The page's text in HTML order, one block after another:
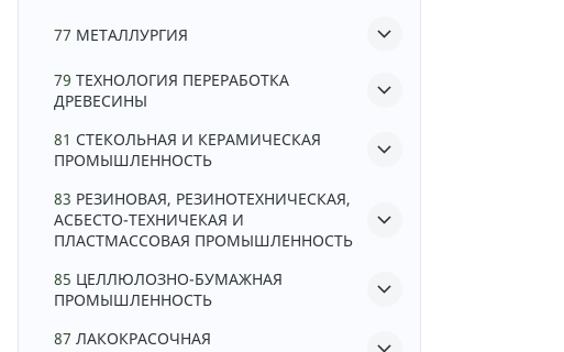
77 МЕТАЛЛУРГИЯ
79 ТЕХНОЛОГИЯ ПЕРЕРАБОТКА
ДРЕВЕСИНЫ
81 СТЕКОЛЬНАЯ И КЕРАМИЧЕСКАЯ
ПРОМЫШЛЕННОСТЬ
83 РЕЗИНОВАЯ, РЕЗИНОТЕХНИЧЕСКАЯ,
АСБЕСТО-ТЕХНИЧЕКАЯ И
ПЛАСТМАССОВАЯ ПРОМЫШЛЕННОСТЬ
85 ЦЕЛЛЮЛОЗНО-БУМАЖНАЯ
ПРОМЫШЛЕННОСТЬ
87 ЛАКОКРАСОЧНАЯ